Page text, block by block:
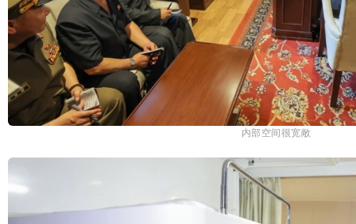
内部空间很宽敞